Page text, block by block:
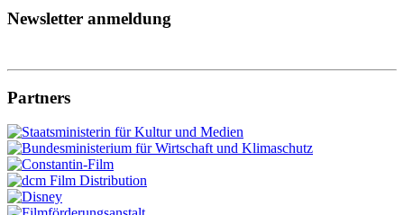
Newsletter anmeldung
Partners